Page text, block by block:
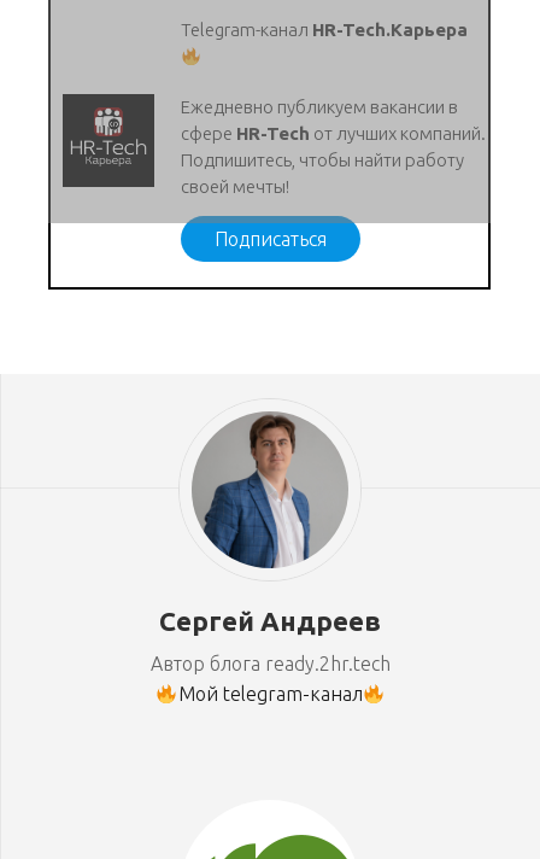
Telegram-канал HR-Tech.Карьера
Ежедневно публикуем вакансии в
сфере HR-Tech от лучших компаний.
Подпишитесь, чтобы найти работу
своей мечты!
Подписаться
Сергей Андреев
Автор блога ready.2hr.tech
Мой telegram-канал